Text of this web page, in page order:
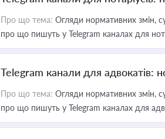
Про що тема: Огляди нормативних змін,
про що пишуть у Telegram каналах для
Telegram канали для адвокатів:
Про що тема: Огляди нормативних змін,
про що пишуть у Telegram каналах для